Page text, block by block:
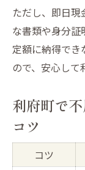
ただし、即日
な書類や身分証
定額に納得で
ので、安心して
利府町で
コツ
コツ